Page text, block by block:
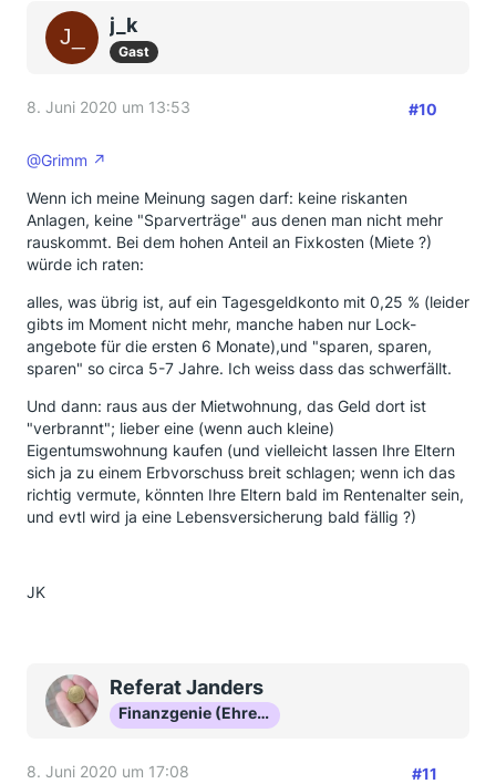
j_k
Gast
8. Juni 2020 um 13:53 #10
@Grimm
Wenn ich meine Meinung sagen darf: keine riskanten
Anlagen, keine "Sparverträge" aus denen man nicht mehr
rauskommt. Bei dem hohen Anteil an Fixkosten (Miete ?)
würde ich raten:
alles, was übrig ist, auf ein Tagesgeldkonto mit 0,25 % (leider
gibts im Moment nicht mehr, manche haben nur Lock-
angebote für die ersten 6 Monate),und "sparen, sparen,
sparen" so circa 5-7 Jahre. Ich weiss dass das schwerfällt.
Und dann: raus aus der Mietwohnung, das Geld dort ist
"verbrannt"; lieber eine (wenn auch kleine)
Eigentumswohnung kaufen (und vielleicht lassen Ihre Eltern
sich ja zu einem Erbvorschuss breit schlagen; wenn ich das
richtig vermute, könnten Ihre Eltern bald im Rentenalter sein,
und evtl wird ja eine Lebensversicherung bald fällig ?)
JK
Referat Janders
Finanzgenie (Ehrenmitglied)
8. Juni 2020 um 17:08 #11